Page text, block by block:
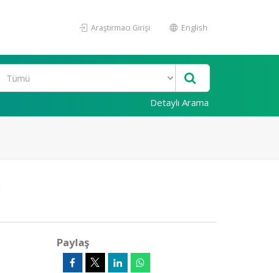
Araştırmacı Girişi English
Detaylı Arama
Paylaş